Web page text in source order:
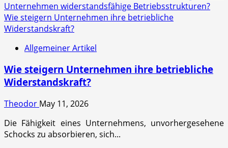
Unternehmen widerstandsfähige Betriebsstrukturen?
Wie steigern Unternehmen ihre betriebliche
Widerstandskraft?
Allgemeiner Artikel
Wie steigern Unternehmen ihre betriebliche
Widerstandskraft?
Theodor May 11, 2026
Die Fähigkeit eines Unternehmens, unvorhergesehene
Schocks zu absorbieren, sich...